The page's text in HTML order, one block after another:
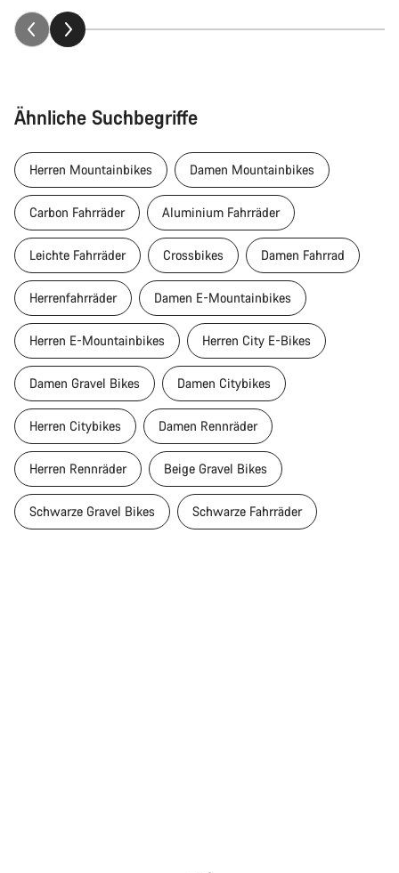
Ähnliche Suchbegriffe
Herren Mountainbikes Damen Mountainbikes
Carbon Fahrräder Aluminium Fahrräder
Leichte Fahrräder Crossbikes Damen Fahrrad
Herrenfahrräder Damen E-Mountainbikes
Herren E-Mountainbikes Herren City E-Bikes
Damen Gravel Bikes Damen Citybikes
Herren Citybikes Damen Rennräder
Herren Rennräder Beige Gravel Bikes
Schwarze Gravel Bikes Schwarze Fahrräder